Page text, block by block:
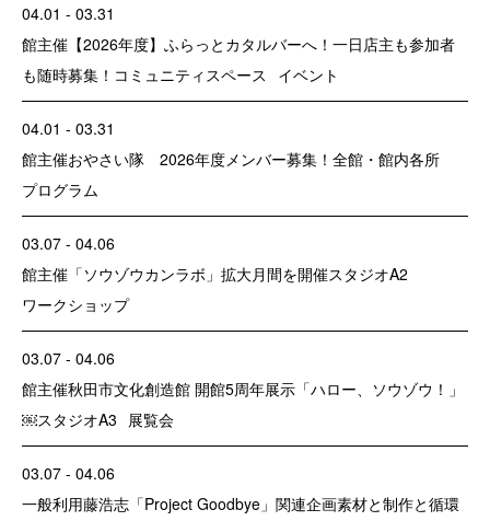
04.01 - 03.31
館主催 【2026年度】ふらっとカタルバーへ！一日店主も参加者
も随時募集！ コミュニティスペース イベント
04.01 - 03.31
館主催おやさい隊 2026年度メンバー募集！ 全館・館内各所
プログラム
03.07 - 04.06
館主催 「ソウゾウカンラボ」拡大月間を開催スタジオA2
ワークショップ
03.07 - 04.06
館主催秋田市文化創造館 開館5周年展示「ハロー、ソウゾウ！」
￼スタジオA3 展覧会
03.07 - 04.06
一般利用藤浩志「Project Goodbye」関連企画素材と制作と循環